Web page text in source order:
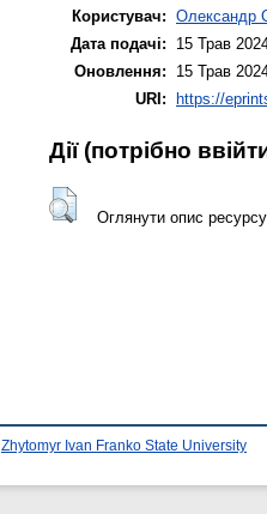
Користувач: Олександр
Дата подачі:
15 Трав
Оновлення:
15 Трав
URI:
https://
Дії ​​(потрібно
Оглянути опис ресурсу
Zhytomyr Ivan Franko State University